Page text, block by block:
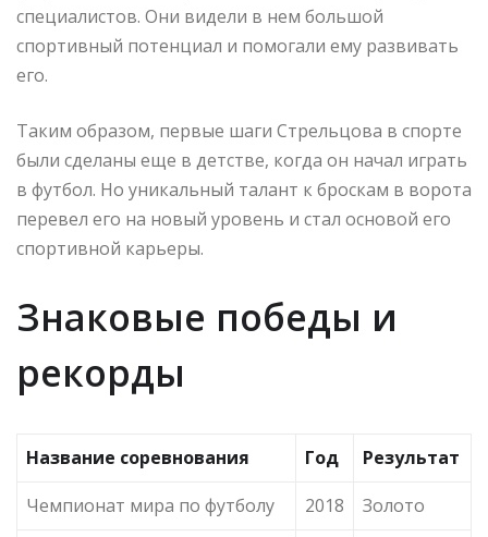
специалистов. Они видели в нем большой
спортивный потенциал и помогали ему развивать
его.
Таким образом, первые шаги Стрельцова в спорте
были сделаны еще в детстве, когда он начал играть
в футбол. Но уникальный талант к броскам в ворота
перевел его на новый уровень и стал основой его
спортивной карьеры.
Знаковые победы и
рекорды
Название соревнования Год
Результат
Чемпионат мира по футболу
2018
Золото